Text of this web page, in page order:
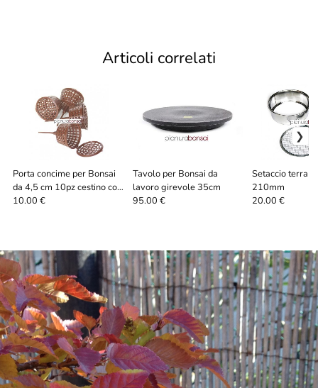
Articoli correlati
Porta concime per Bonsai
da 4,5 cm 10pz cestino con
coperchio
10.00 €
Tavolo per Bonsai da
lavoro girevole 35cm
95.00 €
Setaccio terra
210mm
20.00 €